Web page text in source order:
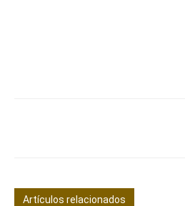
Artículos relacionados